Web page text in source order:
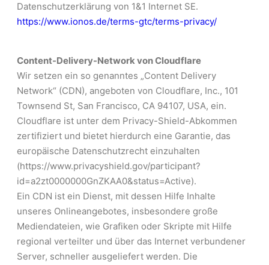
Datenschutzerklärung von 1&1 Internet SE.
https://www.ionos.de/terms-gtc/terms-privacy/
Content-Delivery-Network von Cloudflare
Wir setzen ein so genanntes „Content Delivery
Network“ (CDN), angeboten von Cloudflare, Inc., 101
Townsend St, San Francisco, CA 94107, USA, ein.
Cloudflare ist unter dem Privacy-Shield-Abkommen
zertifiziert und bietet hierdurch eine Garantie, das
europäische Datenschutzrecht einzuhalten
(https://www.privacyshield.gov/participant?
id=a2zt0000000GnZKAA0&status=Active).
Ein CDN ist ein Dienst, mit dessen Hilfe Inhalte
unseres Onlineangebotes, insbesondere große
Mediendateien, wie Grafiken oder Skripte mit Hilfe
regional verteilter und über das Internet verbundener
Server, schneller ausgeliefert werden. Die